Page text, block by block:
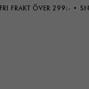
FRI FRAKT ÖVER 299:-